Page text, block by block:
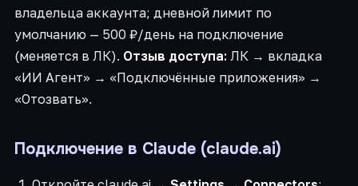
владельца аккаунта; дневной лимит по
умолчанию — 500 ₽/день на подключение
(меняется в ЛК). Отзыв доступа: ЛК → вкладка
«ИИ Агент» → «Подключённые приложения» →
«Отозвать».
Подключение в Claude (claude.ai)